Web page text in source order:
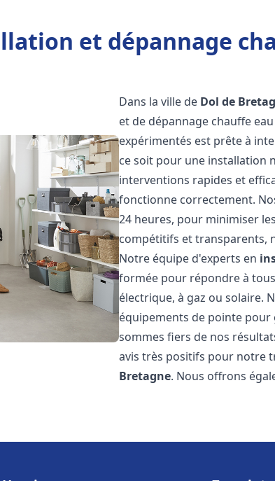
et dépannage
Dans la ville de Dol de
et de dépannage chauffe eau
expérimentés est prête à
ce soit pour une installation
interventions rapides et
fonctionne correctement.
24 heures, pour minimiser
compétitifs et transparents,
Notre équipe d'experts en
formée pour répondre à
électrique, à gaz ou solaire.
équipements de pointe
sommes fiers de nos
avis très positifs pour notre
Bretagne. Nous offrons